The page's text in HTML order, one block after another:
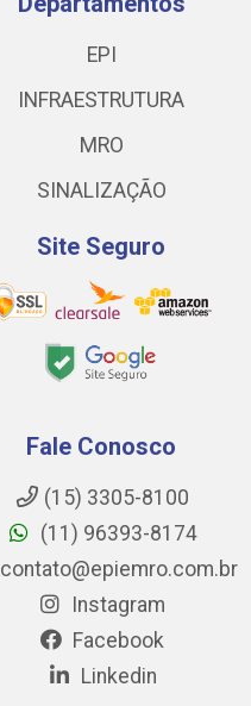
EPI
INFRAESTRUTURA
MRO
SINALIZAÇÃO
Site Seguro
Fale Conosco
(15) 3305-8100
(11) 96393-8174
contato@epiemro.com.br
Instagram
Facebook
Linkedin